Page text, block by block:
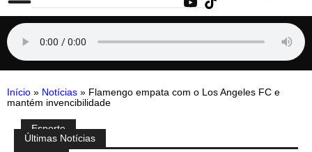
Início » Notícias » Flamengo empata com o Los Angeles FC e
mantém invencibilidade
Compartilhe:
Esporte
PÚltimas Notícias